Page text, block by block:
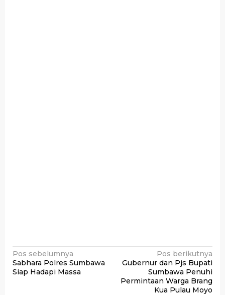
Navigasi
pos
Pos sebelumnya
Sabhara Polres Sumbawa
Siap Hadapi Massa
Pos berikutnya
Gubernur dan Pjs Bupati
Sumbawa Penuhi
Permintaan Warga Brang
Kua Pulau Moyo